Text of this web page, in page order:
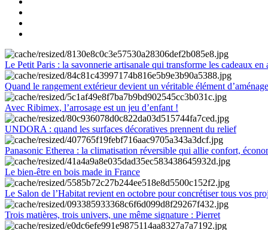
Le Petit Paris : la savonnerie artisanale qui transforme les cadeaux en
Quand le rangement extérieur devient un véritable élément
Avec Ribimex, l’arrosage est un jeu d’enfant !
UNDORA : quand les surfaces décoratives prennent du relief
Panasonic Etherea : la climatisation réversible qui allie confort,
Le bien-être en bois made in France
Le Salon de l’Habitat revient en octobre pour concrétiser tous vos
Trois matières, trois univers, une même signature : Pierret